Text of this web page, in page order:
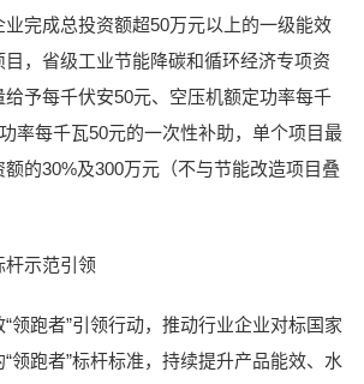
完成总投资额超50万元以上的一级能效
，省级工业节能降碳和循环经济专项资
予每千伏安50元、空压机额定功率每千
率每千瓦50元的一次性补助，单个项目最
的30%及300万元（不与节能改造项目叠
杆示范引领
领跑者”引领行动，推动行业企业对标国家
领跑者”标杆标准，持续提升产品能效、水